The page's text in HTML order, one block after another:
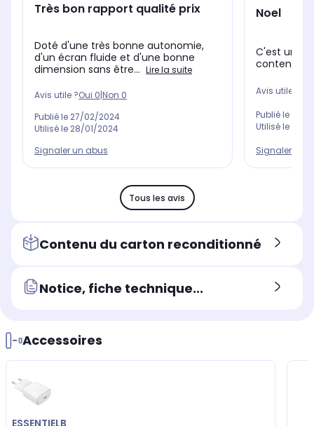
Très bon rapport qualité prix
Doté d'une très bonne autonomie,
d'un écran fluide et d'une bonne
dimension sans être... Lire la suite
Avis utile ?Oui 0|Non 0
Publié le 27/02/2024
Utilisé le 28/01/2024
Signaler un abus
Noel
C'est un
content
Avis utile ?
Publié le
Utilisé le
Signaler un
Tous les avis
Contenu du carton reconditionné
Notice, fiche technique...
Accessoires